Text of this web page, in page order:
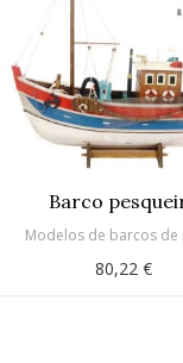
Barco
Modelos de barcos de
80,22 €